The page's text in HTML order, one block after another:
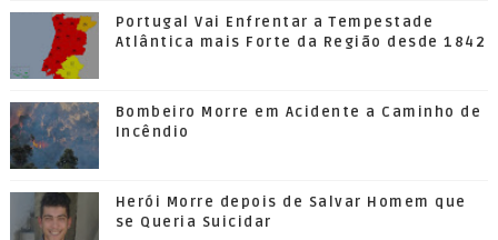
Portugal Vai Enfrentar a Tempestade
Atlântica mais Forte da Região desde 1842
Bombeiro Morre em Acidente a Caminho de
Incêndio
Herói Morre depois de Salvar Homem que
se Queria Suicidar